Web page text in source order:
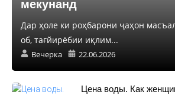
мекунанд
Дар ҳоле ки роҳбарони ҷаҳон
об, тағйирёбии иқлим...
Вечерка 22.06.2026
Цена воды. Как